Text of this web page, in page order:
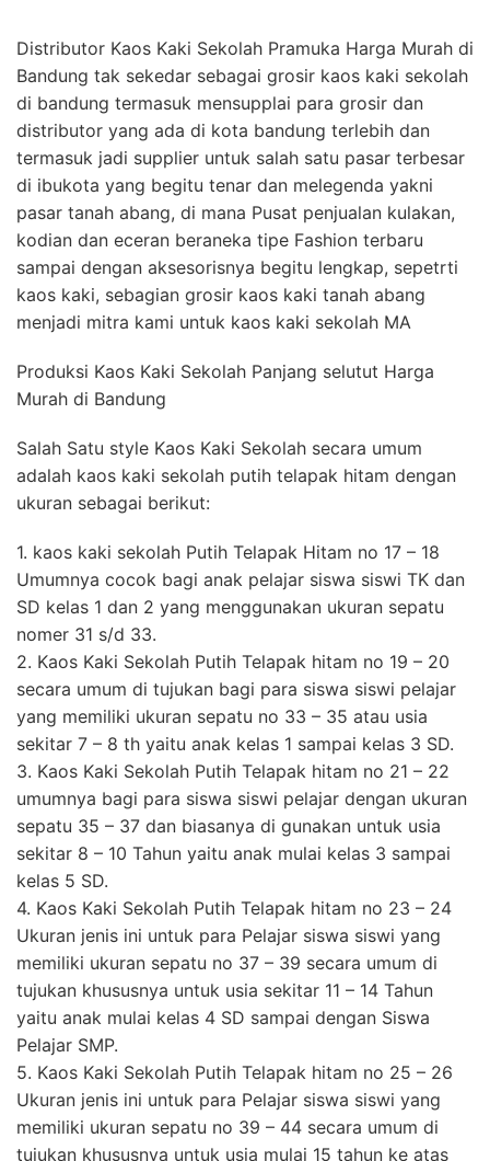
Distributor Kaos Kaki Sekolah Pramuka Harga Murah di
Bandung tak sekedar sebagai grosir kaos kaki sekolah
di bandung termasuk mensupplai para grosir dan
distributor yang ada di kota bandung terlebih dan
termasuk jadi supplier untuk salah satu pasar terbesar
di ibukota yang begitu tenar dan melegenda yakni
pasar tanah abang, di mana Pusat penjualan kulakan,
kodian dan eceran beraneka tipe Fashion terbaru
sampai dengan aksesorisnya begitu lengkap, sepetrti
kaos kaki, sebagian grosir kaos kaki tanah abang
menjadi mitra kami untuk kaos kaki sekolah MA
Produksi Kaos Kaki Sekolah Panjang selutut Harga
Murah di Bandung
Salah Satu style Kaos Kaki Sekolah secara umum
adalah kaos kaki sekolah putih telapak hitam dengan
ukuran sebagai berikut:
1. kaos kaki sekolah Putih Telapak Hitam no 17 – 18
Umumnya cocok bagi anak pelajar siswa siswi TK dan
SD kelas 1 dan 2 yang menggunakan ukuran sepatu
nomer 31 s/d 33.
2. Kaos Kaki Sekolah Putih Telapak hitam no 19 – 20
secara umum di tujukan bagi para siswa siswi pelajar
yang memiliki ukuran sepatu no 33 – 35 atau usia
sekitar 7 – 8 th yaitu anak kelas 1 sampai kelas 3 SD.
3. Kaos Kaki Sekolah Putih Telapak hitam no 21 – 22
umumnya bagi para siswa siswi pelajar dengan ukuran
sepatu 35 – 37 dan biasanya di gunakan untuk usia
sekitar 8 – 10 Tahun yaitu anak mulai kelas 3 sampai
kelas 5 SD.
4. Kaos Kaki Sekolah Putih Telapak hitam no 23 – 24
Ukuran jenis ini untuk para Pelajar siswa siswi yang
memiliki ukuran sepatu no 37 – 39 secara umum di
tujukan khususnya untuk usia sekitar 11 – 14 Tahun
yaitu anak mulai kelas 4 SD sampai dengan Siswa
Pelajar SMP.
5. Kaos Kaki Sekolah Putih Telapak hitam no 25 – 26
Ukuran jenis ini untuk para Pelajar siswa siswi yang
memiliki ukuran sepatu no 39 – 44 secara umum di
tujukan khususnya untuk usia mulai 15 tahun ke atas